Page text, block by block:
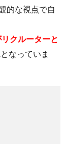
的な視点で自
クルーターと
なっていま